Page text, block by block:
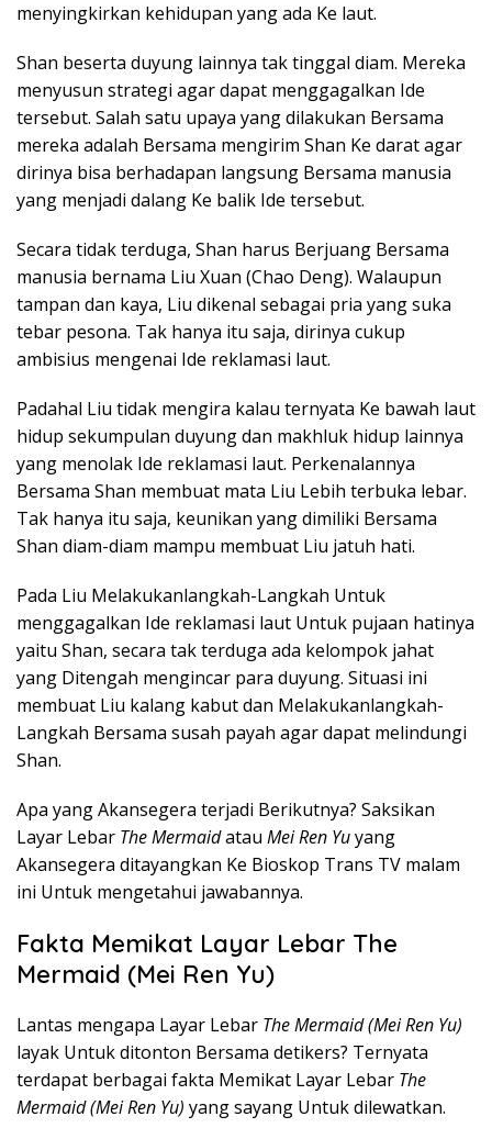
menyingkirkan kehidupan yang ada Ke laut.
Shan beserta duyung lainnya tak tinggal diam. Mereka
menyusun strategi agar dapat menggagalkan Ide
tersebut. Salah satu upaya yang dilakukan Bersama
mereka adalah Bersama mengirim Shan Ke darat agar
dirinya bisa berhadapan langsung Bersama manusia
yang menjadi dalang Ke balik Ide tersebut.
Secara tidak terduga, Shan harus Berjuang Bersama
manusia bernama Liu Xuan (Chao Deng). Walaupun
tampan dan kaya, Liu dikenal sebagai pria yang suka
tebar pesona. Tak hanya itu saja, dirinya cukup
ambisius mengenai Ide reklamasi laut.
Padahal Liu tidak mengira kalau ternyata Ke bawah laut
hidup sekumpulan duyung dan makhluk hidup lainnya
yang menolak Ide reklamasi laut. Perkenalannya
Bersama Shan membuat mata Liu Lebih terbuka lebar.
Tak hanya itu saja, keunikan yang dimiliki Bersama
Shan diam-diam mampu membuat Liu jatuh hati.
Pada Liu Melakukanlangkah-Langkah Untuk
menggagalkan Ide reklamasi laut Untuk pujaan hatinya
yaitu Shan, secara tak terduga ada kelompok jahat
yang Ditengah mengincar para duyung. Situasi ini
membuat Liu kalang kabut dan Melakukanlangkah-
Langkah Bersama susah payah agar dapat melindungi
Shan.
Apa yang Akansegera terjadi Berikutnya? Saksikan
Layar Lebar The Mermaidatau Mei Ren Yuyang
Akansegera ditayangkan Ke Bioskop Trans TV malam
ini Untuk mengetahui jawabannya.
Fakta Memikat Layar Lebar The
Mermaid (Mei Ren Yu)
Lantas mengapa Layar Lebar The Mermaid (Mei Ren Yu)
layak Untuk ditonton Bersama detikers? Ternyata
terdapat berbagai fakta Memikat Layar Lebar The
Mermaid (Mei Ren Yu) yang sayang Untuk dilewatkan.